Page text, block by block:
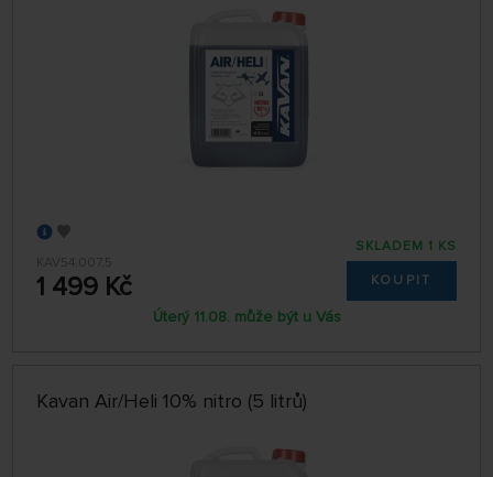
KAV54.007.5
1 499 Kč
SKLADEM 1 KS
KOUPIT
Úterý 11.08. může být u Vás
Kavan Air/Heli 10% nitro (5 litrů)